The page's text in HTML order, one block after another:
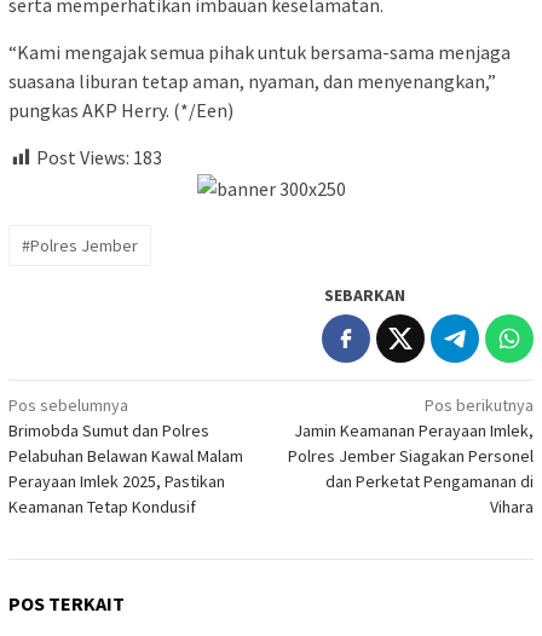
“Kami mengajak semua pihak untuk bersama-sama menjaga
suasana liburan tetap aman, nyaman, dan menyenangkan,”
pungkas AKP Herry. (*/Een)
Post Views: 183
#Polres Jember
SEBARKAN
Navigasi
pos
Pos sebelumnya
Brimobda Sumut dan Polres
Pelabuhan Belawan Kawal Malam
Perayaan Imlek 2025, Pastikan
Keamanan Tetap Kondusif
Pos berikutnya
Jamin Keamanan Perayaan Imlek,
Polres Jember Siagakan Personel
dan Perketat Pengamanan di
Vihara
POS TERKAIT